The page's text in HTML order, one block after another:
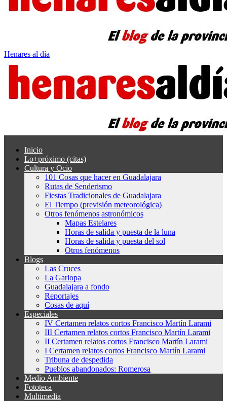
Henares al día
Inicio
Lo+próximo (citas)
Cultura y Ocio
101 Cosas que hacer en Guadalajara
Rutas de Senderismo
Fiestas Tradicionales de Guadalajara
El Tiempo (previsión meteorológica)
Otros fenómenos astronómicos
Mapas Estelares
Horas de salida y puesta de la luna
Horas de salida y puesta del sol
Otros fenómenos
Blogs
Las Cruces
La Garlopa
Guadalajara a fondo
Reportajes
Cosas de aquí
Especiales
IV Certamen relatos cortos Francisco Martín Larami
III Certamen relatos cortos Francisco Martín Larami
II Certamen relatos cortos Francisco Martín Larami
I Certamen relatos cortos Francisco Martín Larami
Tribuna de despedida
Pueblos abandonados: Romerosa
Medio Ambiente
Fototeca
Multimedia